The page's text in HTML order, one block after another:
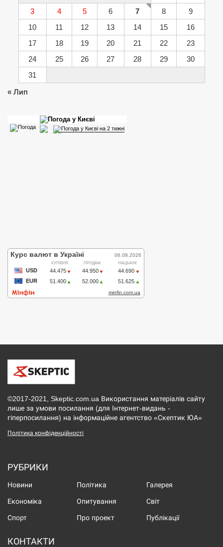
3
4 5 6 7 8
9
10
11 12 13 14 15
16
17
18 19 20 21 22
23
24
25 26 27 28 29
30
31
« Лип
©2017-2021, Skeptic.com.ua Використання матеріалів сайту
лише за умови посилання (для Інтернет-видань -
гіперпосилання) на інформаційне агентство «Скептик ЮА»
Політика конфіденційності
РУБРИКИ
Новини Політика Галерея
Економіка Опитування Світ
Спорт Про проект Публікації
КОНТАКТИ